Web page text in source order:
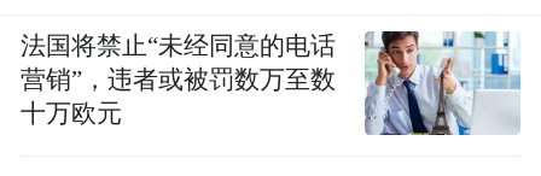
法国将禁止“未经同意的电话
营销”，违者或被罚数万至数
十万欧元